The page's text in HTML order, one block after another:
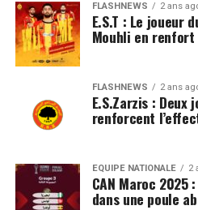
FLASHNEWS 2 ans
E.S.T : Le joueur
Mouhli en renfort
FLASHNEWS 2 ans
E.S.Zarzis :
renforcent
EQUIPE NATIONALE 2
CAN Maroc 2025
dans une poule